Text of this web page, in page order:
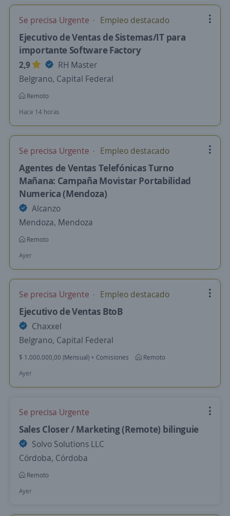
Se precisa Urgente Empleo destacado
Ejecutivo de Ventas de Sistemas/IT para
importante Software Factory
2,9
RH Master
Belgrano, Capital Federal
Remoto
Hace 14 horas
Se precisa Urgente Empleo destacado
Agentes de Ventas Telefónicas Turno
Mañana: Campaña Movistar Portabilidad
Numerica (Mendoza)
Alcanzo
Mendoza, Mendoza
Remoto
Ayer
Se precisa Urgente Empleo destacado
Ejecutivo de Ventas BtoB
Chaxxel
Belgrano, Capital Federal
$ 1.000.000,00 (Mensual) + Comisiones
Remoto
Ayer
Se precisa Urgente
Sales Closer / Marketing (Remote) bilinguie
Solvo Solutions LLC
Córdoba, Córdoba
Remoto
Ayer